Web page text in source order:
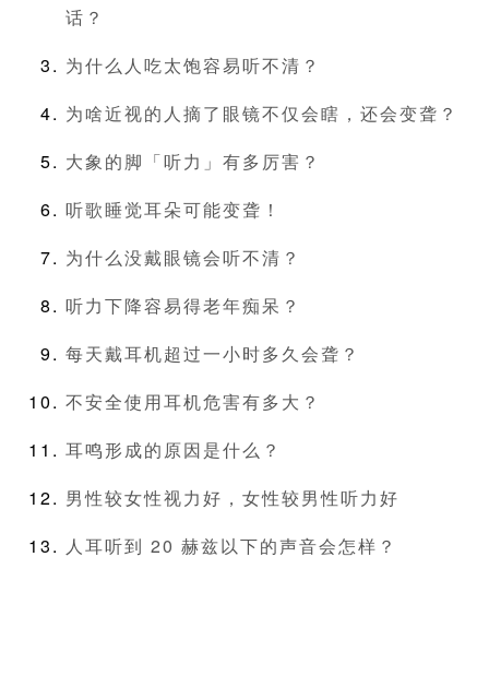
话？
为什么人吃太饱容易听不清？
为啥近视的人摘了眼镜不仅会瞎，还会变聋？
大象的脚「听力」有多厉害？
听歌睡觉耳朵可能变聋！
为什么没戴眼镜会听不清？
听力下降容易得老年痴呆？
每天戴耳机超过一小时多久会聋？
不安全使用耳机危害有多大？
耳鸣形成的原因是什么？
男性较女性视力好，女性较男性听力好
人耳听到 20 赫兹以下的声音会怎样？